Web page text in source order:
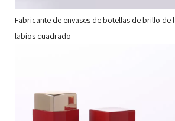
Fabricante de envases de botellas de brillo
labios cuadrado